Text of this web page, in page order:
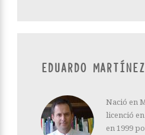
EDUARDO
Nació en
licenció
en 1999